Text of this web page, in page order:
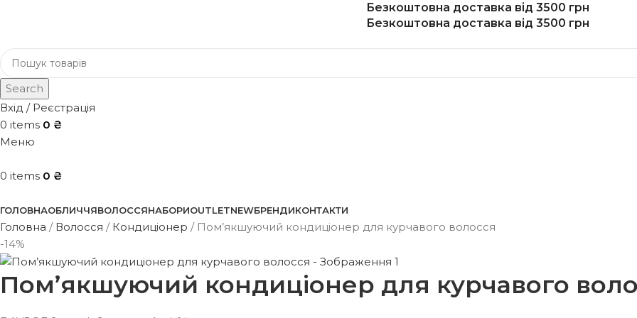
Безкоштовна доставка від 3500 грн
Безкоштовна доставка від 3500 грн
Search
Вхід / Реєстрація
0 items 0 ₴
Меню
0 items 0 ₴
ГОЛОВНАОБЛИЧЧЯВОЛОССЯНАБОРИOUTLETNEWБРЕНДИКОНТАКТИ
Головна Волосся Кондиціонер
Пом’якшуючий кондиціонер для курчавого волосся
-14%
Пом’якшуючий кондиціонер для курчавого